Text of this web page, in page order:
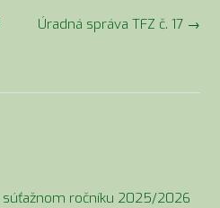
Úradná správa TFZ č. 17 →
ročníku 2025/2026